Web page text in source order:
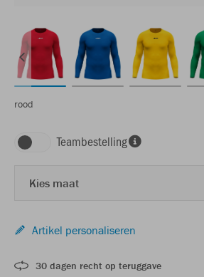
rood
Teambestelling
Kies maat
Artikel personaliseren
30 dagen recht op teruggave